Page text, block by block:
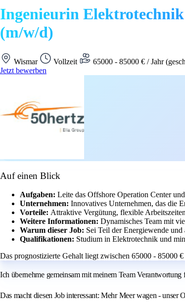
Ingenieurin
(m/w/d)
Wismar Vollzeit 65000 - 85000 € / Jahr
Jetzt bewerben
Auf einen Blick
Aufgaben: Leite das Offshore Operation Center
Unternehmen: Innovatives Unternehmen, das die
Vorteile: Attraktive Vergütung, flexible
Weitere Informationen: Dynamisches Team mit
Warum dieser Job: Sei Teil der Energiewende
Qualifikationen: Studium in Elektrotechnik und
Das prognostizierte Gehalt liegt zwischen 65000 - 85000 €
Ich übernehme gemeinsam mit meinem Team
Das macht diesen Job interessant: Mehr Meer wagen -